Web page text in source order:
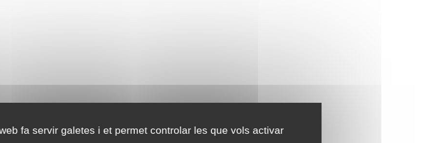
fa servir galetes i et permet controlar les que vols activar